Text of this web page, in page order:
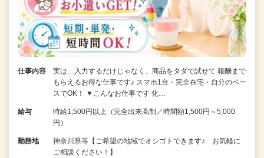
仕事内容
実は…入力するだけじゃなく、商品をタダで試せて 報酬まで
もらえるお得な仕事です♪ スマホ1台・完全在宅・自分のペー
スでOK！ ▼こんなお仕事です 化…
給与
時給1,500円以上（完全出来高制／時間額1,500円～5,000
円）
勤務地
神奈川県等【ご希望の地域でオシゴトできます♪ お気軽に
ご相談ください！】